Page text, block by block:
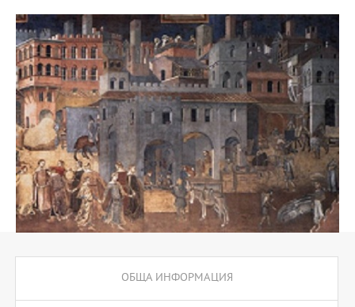
ОБЩА ИНФОРМАЦИЯ